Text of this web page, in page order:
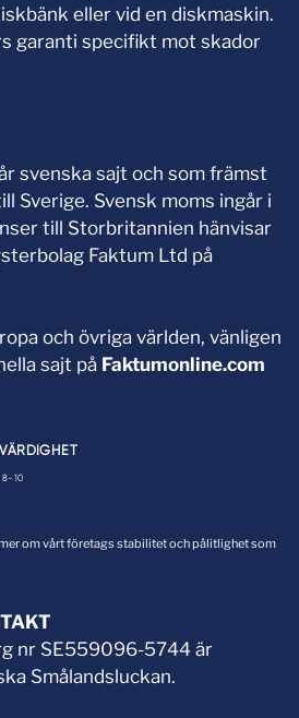
eller vid en diskmaskin.
garanti specifikt mot skador
svenska sajt och som främst
Sverige. Svensk moms ingår i
till Storbritannien hänvisar
Faktum Ltd på
och övriga världen, vänligen
sajt på Faktumonline.com
om vårt företags stabilitet och pålitlighet som
nr SE559096-5744 är
Smålandsluckan.